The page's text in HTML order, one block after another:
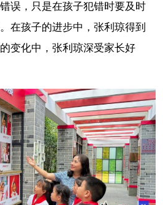
误，只是在孩子犯错时要及时
在孩子的进步中，张利琼得到
变化中，张利琼深受家长好